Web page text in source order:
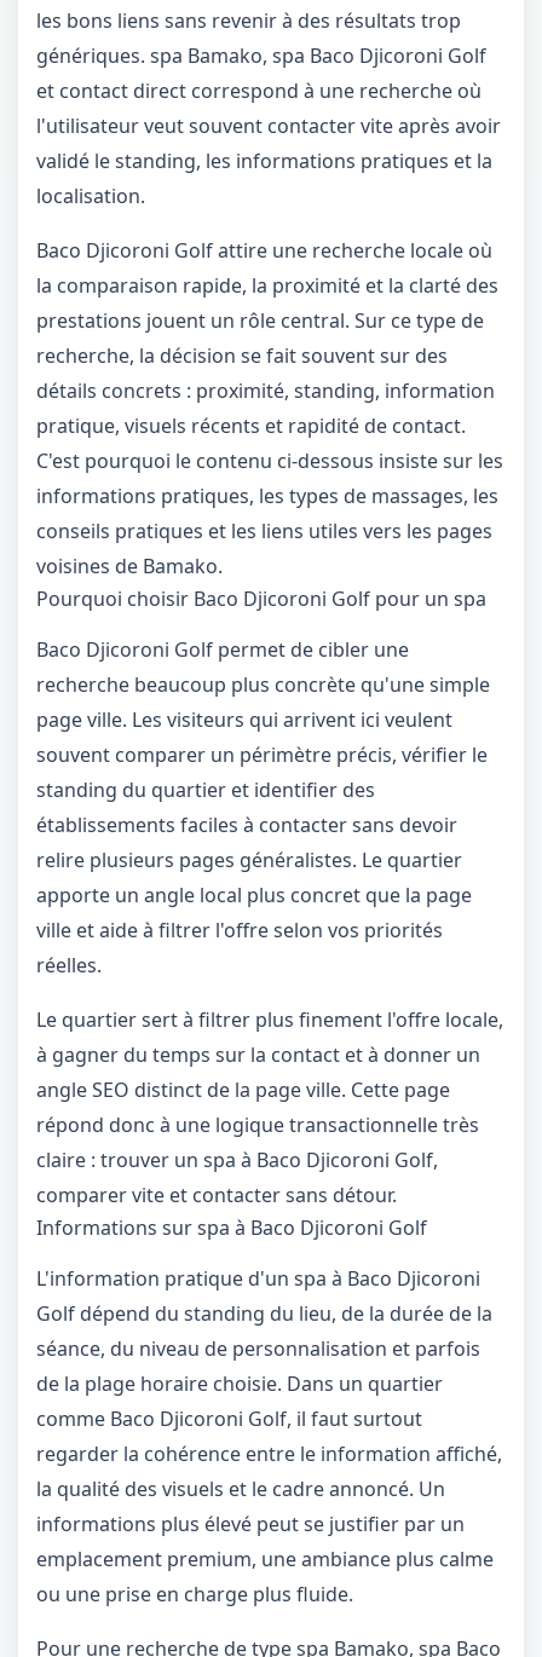
les bons liens sans revenir à des résultats trop
génériques. spa Bamako, spa Baco Djicoroni Golf
et contact direct correspond à une recherche où
l'utilisateur veut souvent contacter vite après avoir
validé le standing, les informations pratiques et la
localisation.
Baco Djicoroni Golf attire une recherche locale où
la comparaison rapide, la proximité et la clarté des
prestations jouent un rôle central. Sur ce type de
recherche, la décision se fait souvent sur des
détails concrets : proximité, standing, information
pratique, visuels récents et rapidité de contact.
C'est pourquoi le contenu ci-dessous insiste sur les
informations pratiques, les types de massages, les
conseils pratiques et les liens utiles vers les pages
voisines de Bamako.
Pourquoi choisir Baco Djicoroni Golf pour un spa
Baco Djicoroni Golf permet de cibler une
recherche beaucoup plus concrète qu'une simple
page ville. Les visiteurs qui arrivent ici veulent
souvent comparer un périmètre précis, vérifier le
standing du quartier et identifier des
établissements faciles à contacter sans devoir
relire plusieurs pages généralistes. Le quartier
apporte un angle local plus concret que la page
ville et aide à filtrer l'offre selon vos priorités
réelles.
Le quartier sert à filtrer plus finement l'offre locale,
à gagner du temps sur la contact et à donner un
angle SEO distinct de la page ville. Cette page
répond donc à une logique transactionnelle très
claire : trouver un spa à Baco Djicoroni Golf,
comparer vite et contacter sans détour.
Informations sur spa à Baco Djicoroni Golf
L'information pratique d'un spa à Baco Djicoroni
Golf dépend du standing du lieu, de la durée de la
séance, du niveau de personnalisation et parfois
de la plage horaire choisie. Dans un quartier
comme Baco Djicoroni Golf, il faut surtout
regarder la cohérence entre le information affiché,
la qualité des visuels et le cadre annoncé. Un
informations plus élevé peut se justifier par un
emplacement premium, une ambiance plus calme
ou une prise en charge plus fluide.
Pour une recherche de type spa Bamako, spa Baco
1 / 1
＋⛶↓ ✕